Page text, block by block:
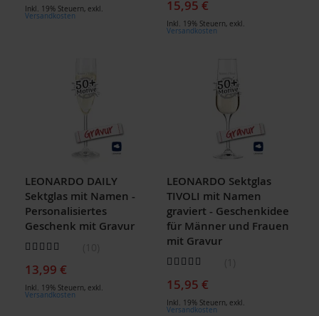
Inkl. 19% Steuern, exkl.
Versandkosten
15,95 €
Inkl. 19% Steuern, exkl.
Versandkosten
LEONARDO DAILY
Sektglas mit Namen -
Personalisiertes
Geschenk mit Gravur
Bewertung:
13,99 €
Inkl. 19% Steuern, exkl.
Versandkosten
LEONARDO Sektglas
TIVOLI mit Namen
graviert - Geschenkidee
für Männer und Frauen
mit Gravur
Bewertung:
15,95 €
Inkl. 19% Steuern, exkl.
Versandkosten